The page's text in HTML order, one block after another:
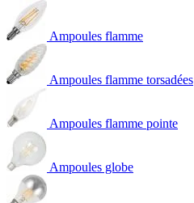
Ampoules flamme
Ampoules flamme torsadées
Ampoules flamme pointe
Ampoules globe